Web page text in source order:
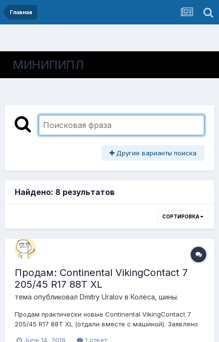
Главная
МИНИПИПЛ
Другие варианты поиска
Найдено: 8 результатов
СОРТИРОВКА
Продам: Continental VikingContact 7
205/45 R17 88T XL
тема опубликовал Dmitry Uralov в Колёса, шины.
Продам практически новые Continental VikingContact 7
205/45 R17 88T XL (отдали вместе с машиной). Заявлено
June 14, 2019 1 ответ